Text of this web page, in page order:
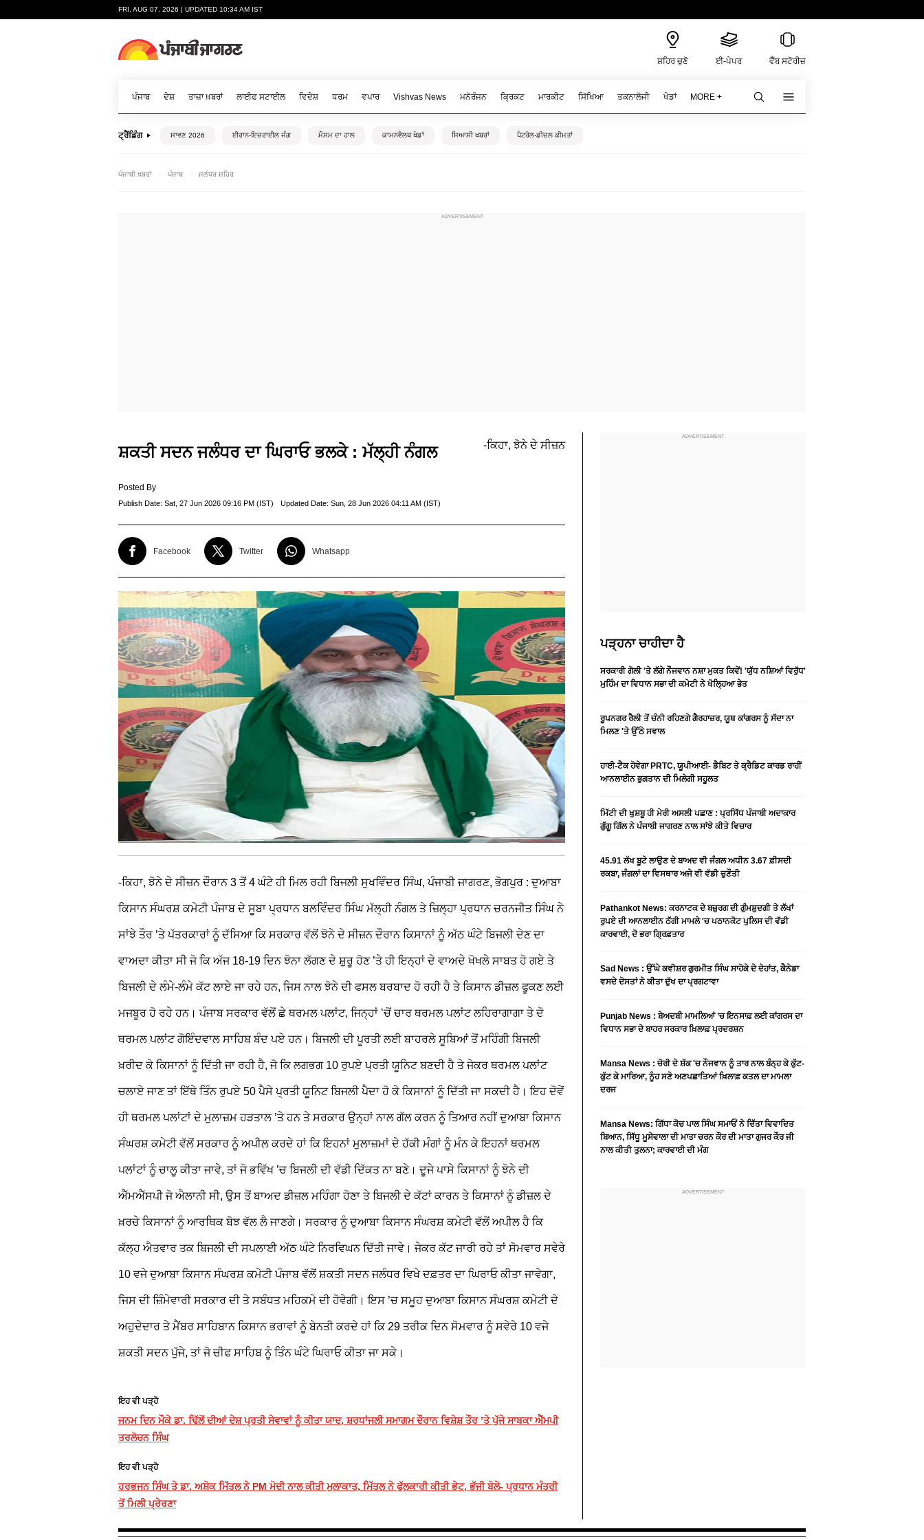
FRI, AUG 07, 2026 | UPDATED 10:34 AM IST
ਸ਼ਹਿਰ ਚੁਣੋ ਈ-ਪੇਪਰ ਵੈੱਬ ਸਟੋਰੀਜ਼
ਪੰਜਾਬ ਦੇਸ਼ ਤਾਜ਼ਾ ਖ਼ਬਰਾਂ ਲਾਈਫ ਸਟਾਈਲ ਵਿਦੇਸ਼ ਧਰਮ ਵਪਾਰ Vishvas News ਮਨੋਰੰਜਨ ਕ੍ਰਿਕਟ ਮਾਰਕੀਟ ਸਿੱਖਿਆ ਤਕਨਾਲੋਜੀ ਖੇਡਾਂ MORE +
ਟ੍ਰੈਂਡਿੰਗ ਸਾਵਣ 2026 ਈਰਾਨ-ਇਜ਼ਰਾਈਲ ਜੰਗ ਮੌਸਮ ਦਾ ਹਾਲ ਕਾਮਨਵੈਲਥ ਖੇਡਾਂ ਸਿਆਸੀ ਖਬਰਾਂ ਪੈਟਰੋਲ-ਡੀਜ਼ਲ ਕੀਮਤਾਂ
ਪੰਜਾਬੀ ਖ਼ਬਰਾਂ ਪੰਜਾਬ ਜਲੰਧਰ ਸ਼ਹਿਰ
ਸ਼ਕਤੀ ਸਦਨ ਜਲੰਧਰ ਦਾ ਘਿਰਾਓ ਭਲਕੇ : ਮੱਲ੍ਹੀ ਨੰਗਲ -ਕਿਹਾ, ਝੋਨੇ ਦੇ ਸੀਜ਼ਨ
Posted By
Publish Date: Sat, 27 Jun 2026 09:16 PM (IST) Updated Date: Sun, 28 Jun 2026 04:11 AM (IST)
Facebook Twitter Whatsapp
-ਕਿਹਾ, ਝੋਨੇ ਦੇ ਸੀਜ਼ਨ ਦੌਰਾਨ 3 ਤੋਂ 4 ਘੰਟੇ ਹੀ ਮਿਲ ਰਹੀ ਬਿਜਲੀਸੁਖਵਿੰਦਰ ਸਿੰਘ, ਪੰਜਾਬੀ ਜਾਗਰਣ, ਭੋਗਪੁਰ : ਦੁਆਬਾ
ਕਿਸਾਨ ਸੰਘਰਸ਼ ਕਮੇਟੀ ਪੰਜਾਬ ਦੇ ਸੂਬਾ ਪ੍ਰਧਾਨ ਬਲਵਿੰਦਰ ਸਿੰਘ ਮੱਲ੍ਹੀ ਨੰਗਲ ਤੇ ਜ਼ਿਲ੍ਹਾ ਪ੍ਰਧਾਨ ਚਰਨਜੀਤ ਸਿੰਘ ਨੇ
ਸਾਂਝੇ ਤੌਰ ’ਤੇ ਪੱਤਰਕਾਰਾਂ ਨੂੰ ਦੱਸਿਆ ਕਿ ਸਰਕਾਰ ਵੱਲੋਂ ਝੋਨੇ ਦੇ ਸੀਜ਼ਨ ਦੌਰਾਨ ਕਿਸਾਨਾਂ ਨੂੰ ਅੱਠ ਘੰਟੇ ਬਿਜਲੀ ਦੇਣ ਦਾ
ਵਾਅਦਾ ਕੀਤਾ ਸੀ ਜੋ ਕਿ ਅੱਜ 18-19 ਦਿਨ ਝੋਨਾ ਲੱਗਣ ਦੇ ਸ਼ੁਰੂ ਹੋਣ ’ਤੇ ਹੀ ਇਨ੍ਹਾਂ ਦੇ ਵਾਅਦੇ ਖੋਖਲੇ ਸਾਬਤ ਹੋ ਗਏ ਤੇ
ਬਿਜਲੀ ਦੇ ਲੰਮੇ-ਲੰਮੇ ਕੱਟ ਲਾਏ ਜਾ ਰਹੇ ਹਨ, ਜਿਸ ਨਾਲ ਝੋਨੇ ਦੀ ਫਸਲ ਬਰਬਾਦ ਹੋ ਰਹੀ ਹੈ ਤੇ ਕਿਸਾਨ ਡੀਜ਼ਲ ਫੂਕਣ ਲਈ
ਮਜਬੂਰ ਹੋ ਰਹੇ ਹਨ। ਪੰਜਾਬ ਸਰਕਾਰ ਵੱਲੋਂ ਛੇ ਥਰਮਲ ਪਲਾਂਟ, ਜਿਨ੍ਹਾਂ ’ਚੋਂ ਚਾਰ ਥਰਮਲ ਪਲਾਂਟ ਲਹਿਰਾਗਾਗਾ ਤੇ ਦੋ
ਥਰਮਲ ਪਲਾਂਟ ਗੋਇੰਦਵਾਲ ਸਾਹਿਬ ਬੰਦ ਪਏ ਹਨ। ਬਿਜਲੀ ਦੀ ਪੂਰਤੀ ਲਈ ਬਾਹਰਲੇ ਸੂਬਿਆਂ ਤੋਂ ਮਹਿੰਗੀ ਬਿਜਲੀ
ਖ਼ਰੀਦ ਕੇ ਕਿਸਾਨਾਂ ਨੂੰ ਦਿੱਤੀ ਜਾ ਰਹੀ ਹੈ, ਜੋ ਕਿ ਲਗਭਗ 10 ਰੁਪਏ ਪ੍ਰਤੀ ਯੂਨਿਟ ਬਣਦੀ ਹੈ ਤੇ ਜੇਕਰ ਥਰਮਲ ਪਲਾਂਟ
ਚਲਾਏ ਜਾਣ ਤਾਂ ਇੱਥੇ ਤਿੰਨ ਰੁਪਏ 50 ਪੈਸੇ ਪ੍ਰਤੀ ਯੂਨਿਟ ਬਿਜਲੀ ਪੈਦਾ ਹੋ ਕੇ ਕਿਸਾਨਾਂ ਨੂੰ ਦਿੱਤੀ ਜਾ ਸਕਦੀ ਹੈ। ਇਹ ਦੋਵੇਂ
ਹੀ ਥਰਮਲ ਪਲਾਂਟਾਂ ਦੇ ਮੁਲਾਜ਼ਮ ਹੜਤਾਲ ’ਤੇ ਹਨ ਤੇ ਸਰਕਾਰ ਉਨ੍ਹਾਂ ਨਾਲ ਗੱਲ ਕਰਨ ਨੂੰ ਤਿਆਰ ਨਹੀਂ ਦੁਆਬਾ ਕਿਸਾਨ
ਸੰਘਰਸ਼ ਕਮੇਟੀ ਵੱਲੋਂ ਸਰਕਾਰ ਨੂੰ ਅਪੀਲ ਕਰਦੇ ਹਾਂ ਕਿ ਇਹਨਾਂ ਮੁਲਾਜ਼ਮਾਂ ਦੇ ਹੱਕੀ ਮੰਗਾਂ ਨੂੰ ਮੰਨ ਕੇ ਇਹਨਾਂ ਥਰਮਲ
ਪਲਾਂਟਾਂ ਨੂੰ ਚਾਲੂ ਕੀਤਾ ਜਾਵੇ, ਤਾਂ ਜੋ ਭਵਿੱਖ ’ਚ ਬਿਜਲੀ ਦੀ ਵੱਡੀ ਦਿੱਕਤ ਨਾ ਬਣੇ।ਦੂਜੇ ਪਾਸੇ ਕਿਸਾਨਾਂ ਨੂੰ ਝੋਨੇ ਦੀ
ਐੱਮਐੱਸਪੀ ਜੋ ਐਲਾਨੀ ਸੀ, ਉਸ ਤੋਂ ਬਾਅਦ ਡੀਜ਼ਲ ਮਹਿੰਗਾ ਹੋਣਾ ਤੇ ਬਿਜਲੀ ਦੇ ਕੱਟਾਂ ਕਾਰਨ ਤੇ ਕਿਸਾਨਾਂ ਨੂੰ ਡੀਜ਼ਲ ਦੇ
ਖ਼ਰਚੇ ਕਿਸਾਨਾਂ ਨੂੰ ਆਰਥਿਕ ਬੋਝ ਵੱਲ ਲੈ ਜਾਣਗੇ। ਸਰਕਾਰ ਨੂੰ ਦੁਆਬਾ ਕਿਸਾਨ ਸੰਘਰਸ਼ ਕਮੇਟੀ ਵੱਲੋਂ ਅਪੀਲ ਹੈ ਕਿ
ਕੱਲ੍ਹ ਐਤਵਾਰ ਤਕ ਬਿਜਲੀ ਦੀ ਸਪਲਾਈ ਅੱਠ ਘੰਟੇ ਨਿਰਵਿਘਨ ਦਿੱਤੀ ਜਾਵੇ। ਜੇਕਰ ਕੱਟ ਜਾਰੀ ਰਹੇ ਤਾਂ ਸੋਮਵਾਰ ਸਵੇਰੇ
10 ਵਜੇ ਦੁਆਬਾ ਕਿਸਾਨ ਸੰਘਰਸ਼ ਕਮੇਟੀ ਪੰਜਾਬ ਵੱਲੋਂ ਸ਼ਕਤੀ ਸਦਨ ਜਲੰਧਰ ਵਿਖੇ ਦਫ਼ਤਰ ਦਾ ਘਿਰਾਓ ਕੀਤਾ ਜਾਵੇਗਾ,
ਜਿਸ ਦੀ ਜ਼ਿੰਮੇਵਾਰੀ ਸਰਕਾਰ ਦੀ ਤੇ ਸਬੰਧਤ ਮਹਿਕਮੇ ਦੀ ਹੋਵੇਗੀ। ਇਸ ’ਚ ਸਮੂਹ ਦੁਆਬਾ ਕਿਸਾਨ ਸੰਘਰਸ਼ ਕਮੇਟੀ ਦੇ
ਅਹੁਦੇਦਾਰ ਤੇ ਮੈਂਬਰ ਸਾਹਿਬਾਨ ਕਿਸਾਨ ਭਰਾਵਾਂ ਨੂੰ ਬੇਨਤੀ ਕਰਦੇ ਹਾਂ ਕਿ 29 ਤਰੀਕ ਦਿਨ ਸੋਮਵਾਰ ਨੂੰ ਸਵੇਰੇ 10 ਵਜੇ
ਸ਼ਕਤੀ ਸਦਨ ਪੁੱਜੇ, ਤਾਂ ਜੋ ਚੀਫ ਸਾਹਿਬ ਨੂੰ ਤਿੰਨ ਘੰਟੇ ਘਿਰਾਓ ਕੀਤਾ ਜਾ ਸਕੇ।
ਇਹ ਵੀ ਪੜ੍ਹੋ
ਜਨਮ ਦਿਨ ਮੌਕੇ ਡਾ. ਢਿੱਲੋਂ ਦੀਆਂ ਦੇਸ਼ ਪ੍ਰਤੀ ਸੇਵਾਵਾਂ ਨੂੰ ਕੀਤਾ ਯਾਦ, ਸ਼ਰਧਾਂਜਲੀ ਸਮਾਗਮ ਦੌਰਾਨ ਵਿਸ਼ੇਸ਼ ਤੌਰ ’ਤੇ ਪੁੱਜੇ ਸਾਬਕਾ ਐੱਮਪੀ
ਤਰਲੋਚਨ ਸਿੰਘ
ਇਹ ਵੀ ਪੜ੍ਹੋ
ਹਰਭਜਨ ਸਿੰਘ ਤੇ ਡਾ. ਅਸ਼ੋਕ ਮਿੱਤਲ ਨੇ PM ਮੋਦੀ ਨਾਲ ਕੀਤੀ ਮੁਲਾਕਾਤ, ਮਿੱਤਲ ਨੇ ਫੁੱਲਕਾਰੀ ਕੀਤੀ ਭੇਟ, ਭੱਜੀ ਬੋਲੇ- ਪ੍ਰਧਾਨ ਮੰਤਰੀ
ਤੋਂ ਮਿਲੀ ਪ੍ਰੇਰਣਾ
ਪੜ੍ਹਨਾ ਚਾਹੀਦਾ ਹੈ
ਸਰਕਾਰੀ ਗੋਲੀ 'ਤੇ ਲੱਗੇ ਨੌਜਵਾਨ ਨਸ਼ਾ ਮੁਕਤ ਕਿਵੇਂ! 'ਯੁੱਧ ਨਸ਼ਿਆਂ ਵਿਰੁੱਧ'
ਮੁਹਿੰਮ ਦਾ ਵਿਧਾਨ ਸਭਾ ਦੀ ਕਮੇਟੀ ਨੇ ਖੋਲ੍ਹਿਆ ਭੇਤ
ਰੂਪਨਗਰ ਰੈਲੀ ਤੋਂ ਚੰਨੀ ਰਹਿਣਗੇ ਗੈਰਹਾਜ਼ਰ, ਯੂਥ ਕਾਂਗਰਸ ਨੂੰ ਸੱਦਾ ਨਾ
ਮਿਲਣ 'ਤੇ ਉੱਠੇ ਸਵਾਲ
ਹਾਈ-ਟੈਕ ਹੋਵੇਗਾ PRTC, ਯੂਪੀਆਈ- ਡੈਬਿਟ ਤੇ ਕ੍ਰੈਡਿਟ ਕਾਰਡ ਰਾਹੀਂ
ਆਨਲਾਈਨ ਭੁਗਤਾਨ ਦੀ ਮਿਲੇਗੀ ਸਹੂਲਤ
ਮਿੱਟੀ ਦੀ ਖੁਸ਼ਬੂ ਹੀ ਮੇਰੀ ਅਸਲੀ ਪਛਾਣ : ਪ੍ਰਸਿੱਧ ਪੰਜਾਬੀ ਅਦਾਕਾਰ
ਗੁੱਗੂ ਗਿੱਲ ਨੇ ਪੰਜਾਬੀ ਜਾਗਰਣ ਨਾਲ ਸਾਂਝੇ ਕੀਤੇ ਵਿਚਾਰ
45.91 ਲੱਖ ਬੂਟੇ ਲਾਉਣ ਦੇ ਬਾਅਦ ਵੀ ਜੰਗਲ ਅਧੀਨ 3.67 ਫ਼ੀਸਦੀ
ਰਕਬਾ, ਜੰਗਲਾਂ ਦਾ ਵਿਸਥਾਰ ਅਜੇ ਵੀ ਵੱਡੀ ਚੁਣੌਤੀ
Pathankot News: ਕਰਨਾਟਕ ਦੇ ਬਜ਼ੁਰਗ ਦੀ ਗੁੰਮਸ਼ੁਦਗੀ ਤੇ ਲੱਖਾਂ
ਰੁਪਏ ਦੀ ਆਨਲਾਈਨ ਠੱਗੀ ਮਾਮਲੇ 'ਚ ਪਠਾਨਕੋਟ ਪੁਲਿਸ ਦੀ ਵੱਡੀ
ਕਾਰਵਾਈ, ਦੋ ਭਰਾ ਗ੍ਰਿਫ਼ਤਾਰ
Sad News : ਉੱਘੇ ਕਵੀਸ਼ਰ ਗੁਰਮੀਤ ਸਿੰਘ ਸਾਹੋਕੇ ਦੇ ਦੇਹਾਂਤ, ਕੈਨੇਡਾ
ਵਸਦੇ ਦੋਸਤਾਂ ਨੇ ਕੀਤਾ ਦੁੱਖ ਦਾ ਪ੍ਰਗਟਾਵਾ
Punjab News : ਬੇਅਦਬੀ ਮਾਮਲਿਆਂ ’ਚ ਇਨਸਾਫ਼ ਲਈ ਕਾਂਗਰਸ ਦਾ
ਵਿਧਾਨ ਸਭਾ ਦੇ ਬਾਹਰ ਸਰਕਾਰ ਖ਼ਿਲਾਫ਼ ਪ੍ਰਦਰਸ਼ਨ
Mansa News : ਚੋਰੀ ਦੇ ਸ਼ੱਕ 'ਚ ਨੌਜਵਾਨ ਨੂੰ ਤਾਰ ਨਾਲ ਬੰਨ੍ਹ ਕੇ ਕੁੱਟ-
ਕੁੱਟ ਕੇ ਮਾਰਿਆ, ਨੂੰਹ ਸਣੇ ਅਣਪਛਾਤਿਆਂ ਖ਼ਿਲਾਫ਼ ਕਤਲ ਦਾ ਮਾਮਲਾ
ਦਰਜ
Mansa News: ਗਿੱਧਾ ਕੋਚ ਪਾਲ ਸਿੰਘ ਸਮਾਓਂ ਨੇ ਦਿੱਤਾ ਵਿਵਾਦਿਤ
ਬਿਆਨ, ਸਿੱਧੂ ਮੂਸੇਵਾਲਾ ਦੀ ਮਾਤਾ ਚਰਨ ਕੌਰ ਦੀ ਮਾਤਾ ਗੁਜਰ ਕੌਰ ਜੀ
ਨਾਲ ਕੀਤੀ ਤੁਲਨਾ; ਕਾਰਵਾਈ ਦੀ ਮੰਗ